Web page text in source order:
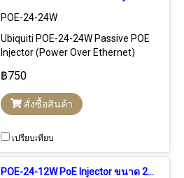
POE-24-24W
Ubiquiti POE-24-24W Passive POE
Injector (Power Over Ethernet)
อุปกรณ์ที่ใช้ Passive POE ขนาด 24
VDC 24W Port Lan ความเร็ว
100Mbps
฿750
สั่งซื้อสินค้า
เปรียบเทียบ
POE-24-12W PoE Injector ขนาด 24VDC 0.5A สำหรับอุปกรณ์ Access Point ที่ใช้ POE Passive 24V ทุกรุ่น